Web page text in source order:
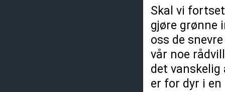
Skal vi
gjøre grønne
oss de
vår noe
det
er for dyr i